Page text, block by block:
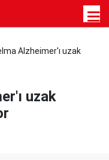
Alzheimer'ı uzak
uzak